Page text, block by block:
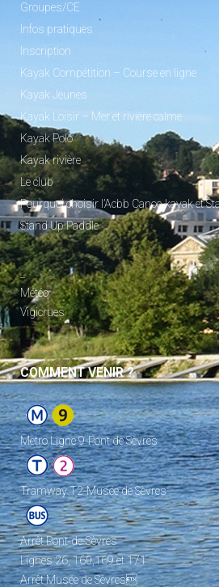
Groupes/CE
Infos pratiques
Inscription
Kayak Compétition – Course en ligne
Kayak Jeunes
Kayak Loisir – Mer et rivière calme
Kayak Polo
Kayak rivière
Le club
Pourquoi choisir l’Acbb Canoe-kayak et
Stand Up Paddle
_
Météo
Vigicrues
COMMENT VENIR ?
Metro Ligne 9-Pont de Sèvres
Tramway T2-Musée de Sèvres
Arrêt Pont-de-Sèvres
Lignes 26, 160,169 et 171
Arrêt Musée de Sèvres